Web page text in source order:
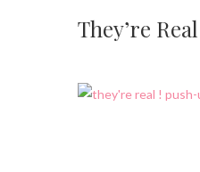
They’re